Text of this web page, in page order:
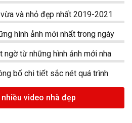
video nhà đẹp